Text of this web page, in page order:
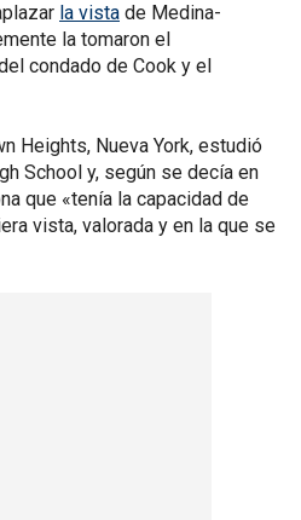
la vista de Medina-
la tomaron el
condado de Cook y el
Heights, Nueva York, estudió
School y, según se decía en
que «tenía la capacidad de
vista, valorada y en la que se